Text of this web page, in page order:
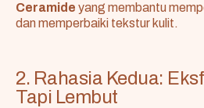
Ceramide yang membantu
dan memperbaiki tekstur kulit.
2. Rahasia Kedua:
Tapi Lembut